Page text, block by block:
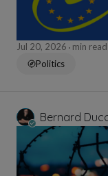
Jul 20, 2026
min read
Politics
Bernard